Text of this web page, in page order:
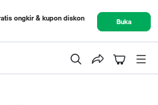
ongkir & kupon diskon
Buka